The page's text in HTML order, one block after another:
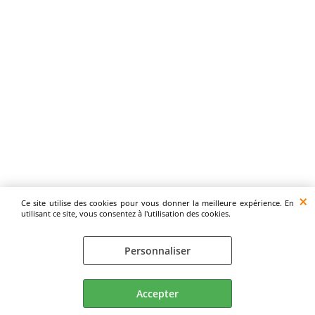
Ce site utilise des cookies pour vous donner la meilleure expérience. En
utilisant ce site, vous consentez à l'utilisation des cookies.
Personnaliser
Accepter